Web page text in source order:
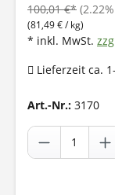
100,01 €*
(81,49 € / kg)
* inkl. MwSt.
Lieferzeit ca.
Art.-Nr.: 3170